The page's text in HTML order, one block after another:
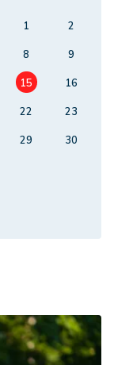
1
2
8
9
15
16
22
23
29
30